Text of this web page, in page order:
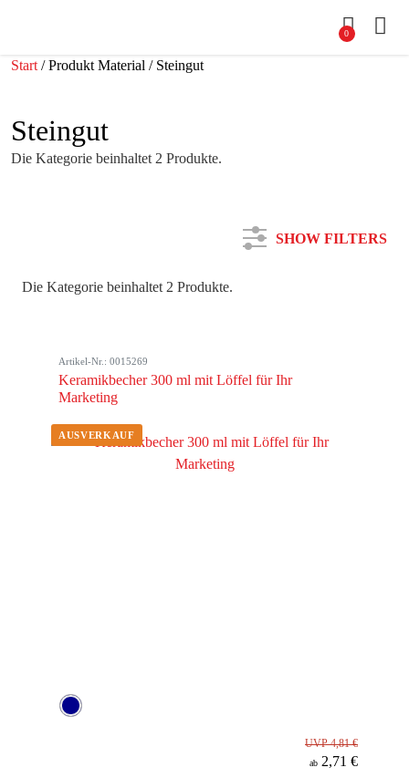
0
Start / Produkt Material / Steingut
Steingut
Die Kategorie beinhaltet 2 Produkte.
SHOW FILTERS
Farbe
Werbeanbringung
Die Kategorie beinhaltet 2 Produkte.
Artikel-Nr.: 0015269
Keramikbecher 300 ml mit Löffel für Ihr
Marketing
UVP 4,81 €
ab 2,71 €